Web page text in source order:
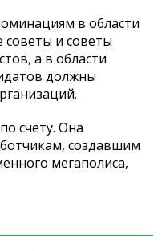
в области
советы и советы
а в области
должны
счёту. Она
создавшим
мегаполиса,